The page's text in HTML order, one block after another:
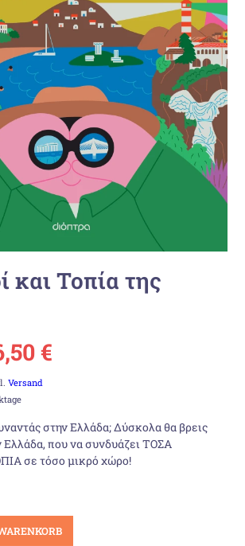
και Τοπία της
€
€
ist:
16,50 €.
Versand
στην Ελλάδα; Δύσκολα θα βρεις
Ελλάδα, που να συνδυάζει ΤΟΣΑ
σε τόσο μικρό χώρο!